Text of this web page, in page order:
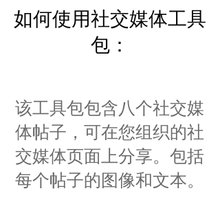
如何使用社交媒体工具
包：
该工具包包含八个社交媒
体帖子，可在您组织的社
交媒体页面上分享。包括
每个帖子的图像和文本。